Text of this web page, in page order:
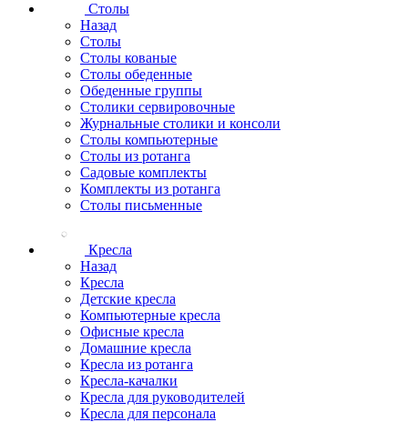
Столы
Назад
Столы
Столы кованые
Столы обеденные
Обеденные группы
Столики сервировочные
Журнальные столики и консоли
Столы компьютерные
Столы из ротанга
Садовые комплекты
Комплекты из ротанга
Столы письменные
Кресла
Назад
Кресла
Детские кресла
Компьютерные кресла
Офисные кресла
Домашние кресла
Кресла из ротанга
Кресла-качалки
Кресла для руководителей
Кресла для персонала